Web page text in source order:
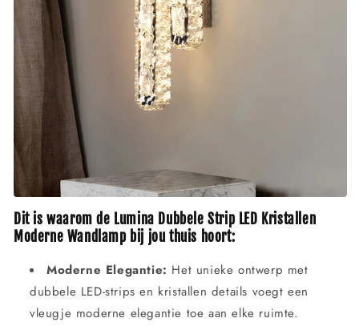
Dit is waarom de Lumina Dubbele Strip LED Kristallen
Moderne Wandlamp bij jou thuis hoort:
Moderne Elegantie: Het unieke ontwerp met
dubbele LED-strips en kristallen details voegt een
vleugje moderne elegantie toe aan elke ruimte.